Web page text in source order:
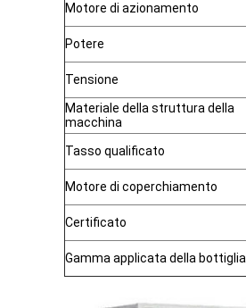
Motore di azionamento
Potere
Tensione
Materiale della struttura della
macchina
Tasso qualificato
Motore di coperchiamento
Certificato
Gamma applicata della bottiglia